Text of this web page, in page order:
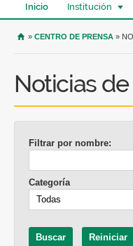
Inicio Institución
USTED SE
» CENTRO DE PRENSA »
Noticias
Filtrar por nombre:
Categoría